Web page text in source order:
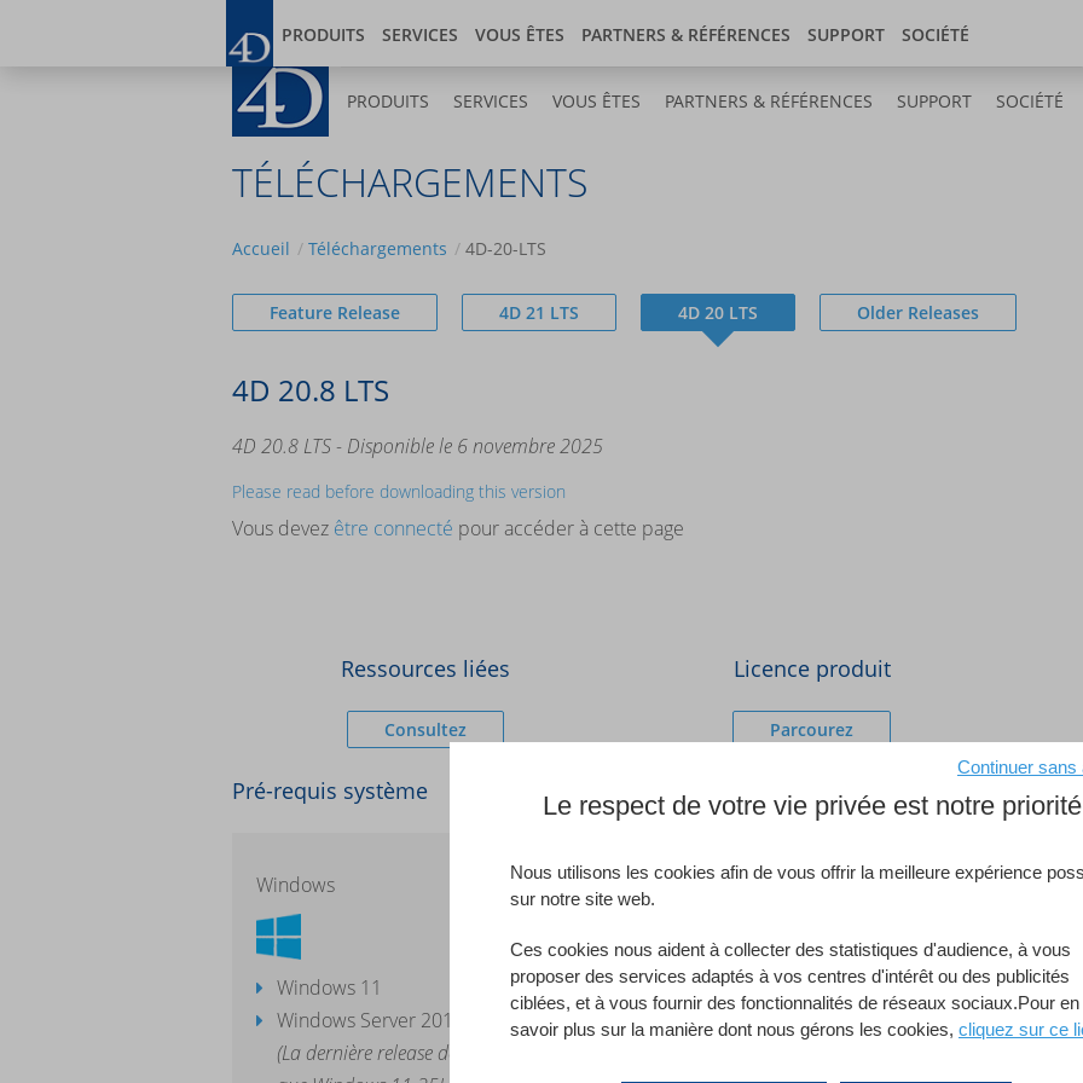
PRODUITS SERVICES VOUS ÊTES PARTNERS & RÉFÉRENCES SUPPORT SOCIÉTÉ
Blog Developer center Store
PRODUITS SERVICES VOUS ÊTES PARTNERS & RÉFÉRENCES SUPPORT SOCIÉTÉ
TÉLÉCHARGEMENTS
Accueil Téléchargements 4D-20-LTS
Feature Release 4D 21 LTS 4D 20 LTS Older Releases
4D 20.8 LTS
4D 20.8 LTS - Disponible le 6 novembre 2025
Please read before downloading this version
Vous devez être connecté pour accéder à cette page
Ressources liées
Consultez
Licence produit
Parcourez
Pré-requis système
Windows
Windows 11
Windows Server 2016 - Windows Server 2025
(La dernière release de la version majeure est requise telle
Mac
macOS Sonoma (14) –
(La dernière release de la
Le respect de votre vie privée est notre priorité
Nous utilisons les cookies afin de vous offrir la meilleure expérience
sur notre site web.
Ces cookies nous aident à collecter des statistiques d'audience, à vous
proposer des services adaptés à vos centres d'intérêt ou des publicités
ciblées, et à vous fournir des fonctionnalités de réseaux sociaux.Pour en
savoir plus sur la manière dont nous gérons les cookies, cliquez sur ce
Continuer sans